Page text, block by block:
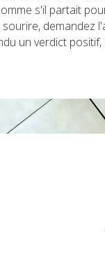
s'il partait
un verdict positif,